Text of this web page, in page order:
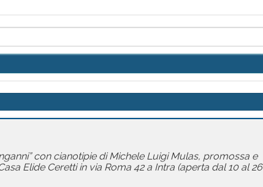
con cianotipie di Michele Luigi Mulas, promossa e
Elide Ceretti in via Roma 42 a Intra (aperta dal 10 al 26